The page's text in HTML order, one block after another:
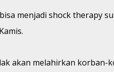
menjadi shock therapy
akan melahirkan